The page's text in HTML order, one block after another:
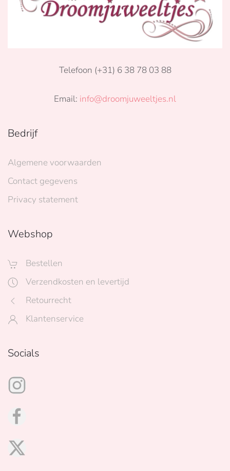
Telefoon (+31) 6 38 78 03 88
Email: info@droomjuweeltjes.nl
Bedrijf
Algemene voorwaarden
Contact gegevens
Privacy statement
Webshop
Bestellen
Verzendkosten en levertijd
Retourrecht
Klantenservice
Socials